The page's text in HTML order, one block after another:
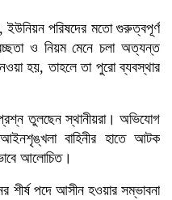
ইউনিয়ন পরিষদের মতো গুরুত্বপূর্ণ
ও নিয়ম মেনে চলা অত্যন্ত
হয়, তাহলে তা পুরো ব্যবস্থার
তুলছেন স্থানীয়রা। অভিযোগ
বাহিনীর হাতে আটক
আলোচিত।
শীর্ষ পদে আসীন হওয়ার সম্ভাবনা